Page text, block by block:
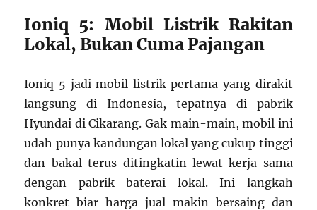
Ioniq 5: Mobil Listrik Rakitan
Lokal, Bukan Cuma Pajangan
Ioniq 5 jadi mobil listrik pertama yang dirakit
langsung di Indonesia, tepatnya di pabrik
Hyundai di Cikarang. Gak main-main, mobil ini
udah punya kandungan lokal yang cukup tinggi
dan bakal terus ditingkatin lewat kerja sama
dengan pabrik baterai lokal. Ini langkah
konkret biar harga jual makin bersaing dan